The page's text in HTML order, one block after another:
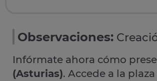
Observaciones:
Infórmate ahora cómo
(Asturias). Accede a la